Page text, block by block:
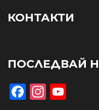
КОНТАКТИ
ПОСЛЕДВАЙ
Facebook